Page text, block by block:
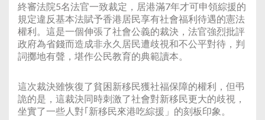
終審法院5名法官一致裁定，居港滿7年才可申領綜援的
規定違反基本法賦予香港居民享有社會福利待遇的憲法
權利。這是一個伸張了社會公義的裁決，法官強烈批評
政府為省錢而造成非永久居民遭歧視和不公平對待，判
詞擲地有聲，堪作公民教育的典範讀本。
這次裁決雖恢復了貧困新移民獲社福保障的權利，但弔
詭的是，這裁決同時刺激了社會對新移民更大的歧視，
坐實了一些人對｢新移民來港吃綜援」的刻板印象。